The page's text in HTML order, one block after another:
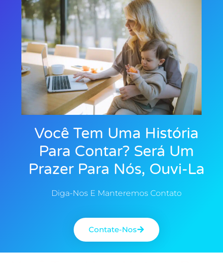
Você Tem Uma História
Para Contar? Será Um
Prazer Para Nós, Ouvi-La
Diga-Nos E Manteremos Contato
Contate-Nos